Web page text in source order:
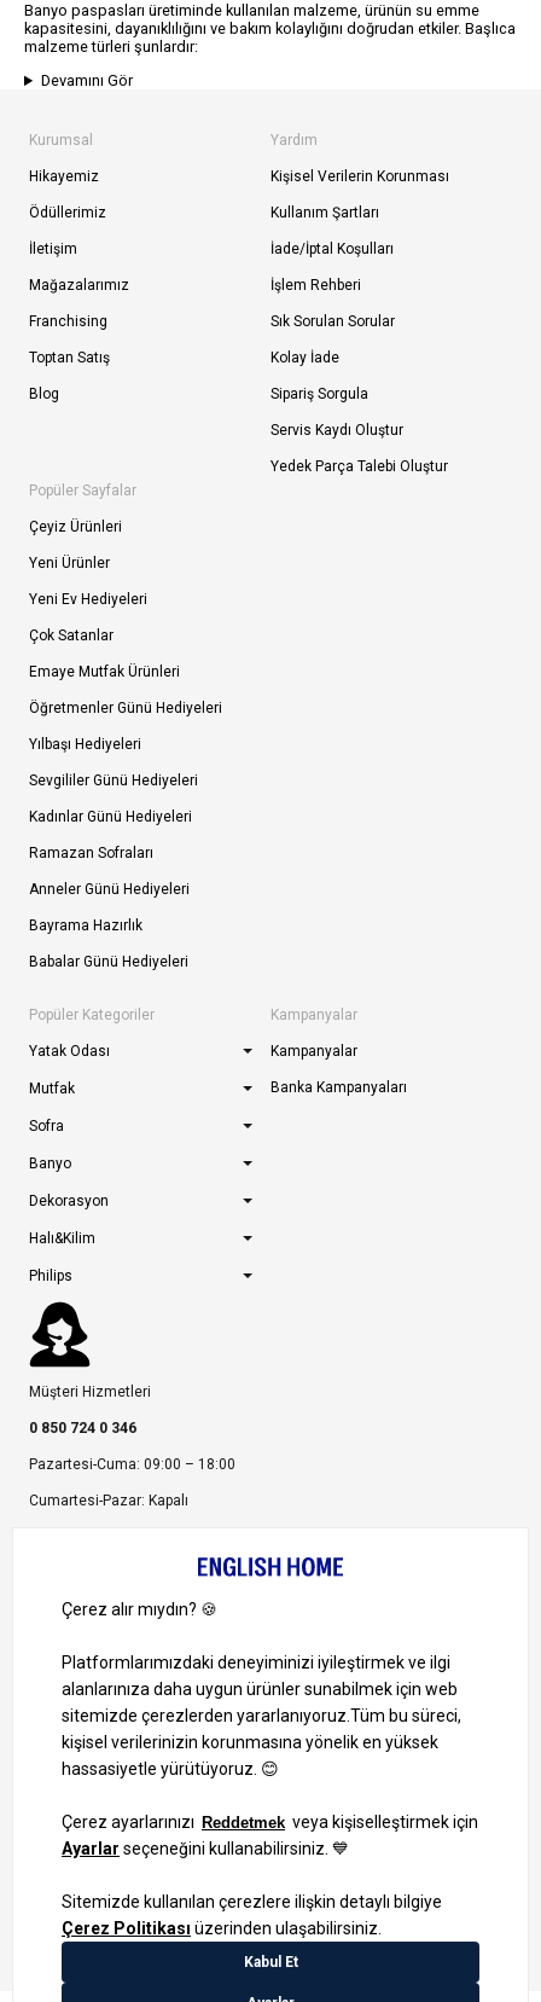
Banyo paspasları üretiminde kullanılan malzeme, ürünün su emme
kapasitesini, dayanıklılığını ve bakım kolaylığını doğrudan etkiler. Başlıca
malzeme türleri şunlardır:
Devamını Gör
Kurumsal
Hikayemiz
Ödüllerimiz
İletişim
Mağazalarımız
Franchising
Toptan Satış
Blog
Yardım
Kişisel Verilerin Korunması
Kullanım Şartları
İade/İptal Koşulları
İşlem Rehberi
Sık Sorulan Sorular
Kolay İade
Sipariş Sorgula
Servis Kaydı Oluştur
Yedek Parça Talebi Oluştur
Popüler Sayfalar
Çeyiz Ürünleri
Yeni Ürünler
Yeni Ev Hediyeleri
Çok Satanlar
Emaye Mutfak Ürünleri
Öğretmenler Günü Hediyeleri
Yılbaşı Hediyeleri
Sevgililer Günü Hediyeleri
Kadınlar Günü Hediyeleri
Ramazan Sofraları
Anneler Günü Hediyeleri
Bayrama Hazırlık
Babalar Günü Hediyeleri
Popüler Kategoriler
Yatak Odası
Mutfak
Sofra
Banyo
Dekorasyon
Halı&Kilim
Philips
Kampanyalar
Kampanyalar
Banka Kampanyaları
Müşteri Hizmetleri
0 850 724 0 346
Pazartesi-Cuma: 09:00 – 18:00
Cumartesi-Pazar: Kapalı
Ayrıcalıklardan yararlanmak için uygulamamızı indirin.
1000 TL ve Üzeri Alışverişlerinizde Kargo Bedava!
Bilgi Toplum Hizmetleri
KVKK Veri İşleme Politikamız